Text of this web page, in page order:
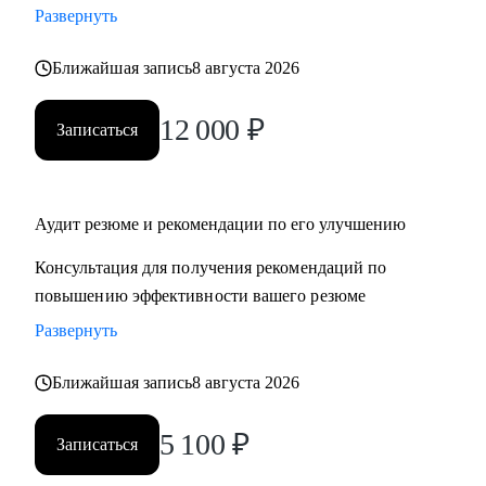
‌‌‌‌‌• избавиться от синдрома самозванца
стрессом и выгоранием
Кому могу помочь:
Руководителям среднего и высшего звена
• HR
• E-commerce
Обращаю внимание, что специализируюсь только на
Развернуть
Ближайшая запись8 августа 2026
Записаться 12 000 ₽
Аудит резюме и рекомендации по его улучшению
Консультация для получения рекомендаций по
повышению эффективности вашего резюме
Развернуть
Ближайшая запись8 августа 2026
Записаться 5 100 ₽